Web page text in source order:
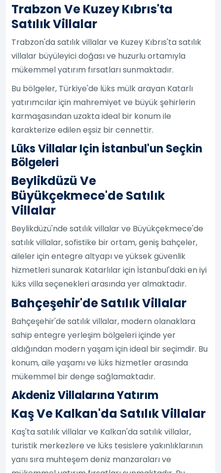
Trabzon Ve Kuzey Kıbrıs'ta
Satılık Villalar
Trabzon'da satılık villalar ve Kuzey Kıbrıs'ta satılık
villalar büyüleyici doğası ve huzurlu ortamıyla
mükemmel yatırım fırsatları sunmaktadır.
Bu bölgeler, Türkiye'de lüks mülk arayan Katarlı
yatırımcılar için mahremiyet ve büyük şehirlerin
karmaşasından uzakta ideal bir konum ile
karakterize edilen eşsiz bir cennettir.
Lüks Villalar Için İstanbul'un Seçkin
Bölgeleri
Beylikdüzü Ve
Büyükçekmece'de Satılık
Villalar
Beylikdüzü'nde satılık villalar ve Büyükçekmece'de
satılık villalar, sofistike bir ortam, geniş bahçeler,
aileler için entegre altyapı ve yüksek güvenlik
hizmetleri sunarak Katarlılar için İstanbul'daki en iyi
lüks villa seçenekleri arasında yer almaktadır.
Bahçeşehir'de Satılık Villalar
Bahçeşehir'de satılık villalar, modern olanaklara
sahip entegre yerleşim bölgeleri içinde yer
aldığından modern yaşam için ideal bir seçimdir. Bu
konum, aile yaşamı ve lüks hizmetler arasında
mükemmel bir denge sağlamaktadır.
Akdeniz Villalarına Yatırım
Kaş Ve Kalkan'da Satılık Villalar
Kaş'ta satılık villalar ve Kalkan'da satılık villalar,
turistik merkezlere ve lüks tesislere yakınlıklarının
yanı sıra muhteşem deniz manzaraları ve